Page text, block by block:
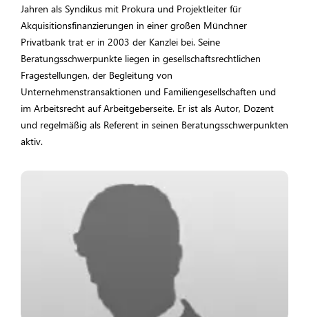
Jahren als Syndikus mit Prokura und Projektleiter für
Akquisitionsfinanzierungen in einer großen Münchner
Privatbank trat er in 2003 der Kanzlei bei. Seine
Beratungsschwerpunkte liegen in gesellschaftsrechtlichen
Fragestellungen, der Begleitung von
Unternehmenstransaktionen und Familiengesellschaften und
im Arbeitsrecht auf Arbeitgeberseite. Er ist als Autor, Dozent
und regelmäßig als Referent in seinen Beratungsschwerpunkten
aktiv.